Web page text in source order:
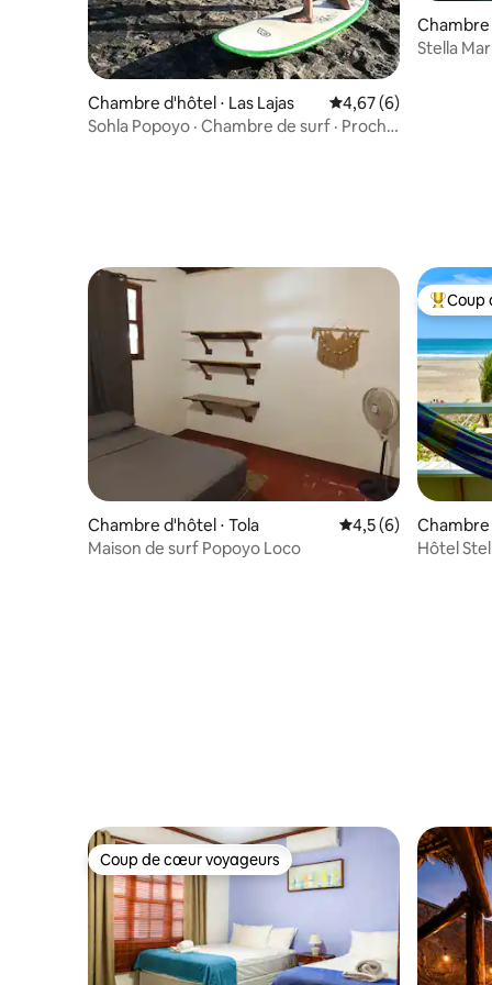
Chambre d'hôtel ⋅ Las Lajas Évaluation moyenne
4,67 (6)
Sohla Popoyo · Chambre de surf · Proche
Chambre
Stella
Chambre d'hôtel ⋅ Tola Évaluation
4,5 (6)
Maison de surf Popoyo Loco
Coups
Coup
Chambre
Hôtel
Coup de cœur voyageurs
Coup de cœur voyageurs